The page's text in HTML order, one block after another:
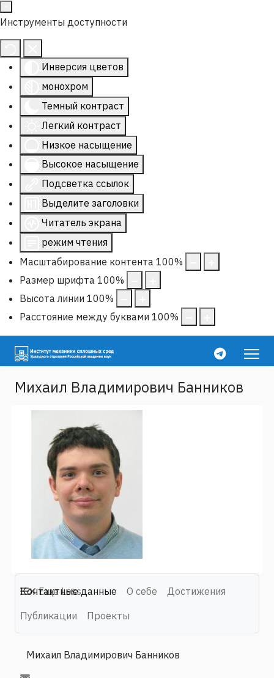
Инструменты доступности
Инверсия цветов
монохром
Темный контраст
Легкий контраст
Низкое насыщение
Высокое насыщение
Подсветка ссылок
Выделите заголовки
Читатель экрана
режим чтения
Масштабирование контента 100%
Размер шрифта 100%
Высота линии 100%
Расстояние между буквами 100%
Михаил Владимирович Банников
Контактные данные О себе
Достижения
Публикации
Проекты
Еще Less
Михаил Владимирович Банников